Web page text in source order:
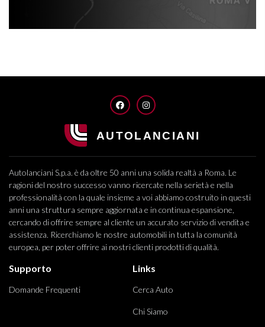
FACEBOOKINSTAGRAM
Autolanciani S.p.a. è da oltre 50 anni una solida realtà a Roma. Le
ragioni del nostro successo vanno ricercate nella serietà e nella
professionalità con la quale insieme a voi abbiamo costruito in questi
anni una struttura sempre aggiornata e in continua espansione,
cercando di offrire sempre al cliente un accurato servizio di vendita e
assistenza. Ricerchiamo le nostre automobili in tutta la comunità
europea, per poter offrire ai nostri clienti prodotti di qualità.
Supporto
Domande Frequenti
Links
Cerca Auto
Chi Siamo